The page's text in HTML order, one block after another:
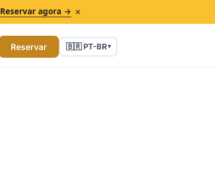
Reservar agora → ×
Reservar 🇧🇷 PT-BR▾